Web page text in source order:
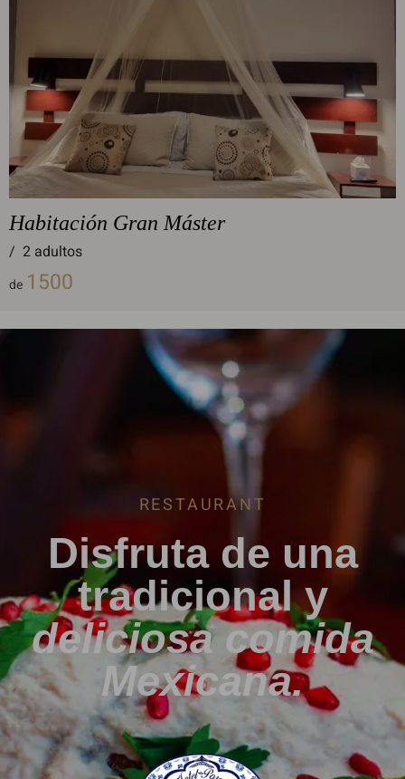
Habitación Gran Máster
/ 2 adultos
de 1500
RESTAURANT
Disfruta de una
tradicional y
deliciosa comida
Mexicana.